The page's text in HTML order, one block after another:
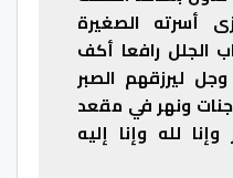
أسرته الصغيرة
الجلل رافعا أكف
ليرزقهم الصبر
جنات ونهر في مقعد
لله وإنا إليه